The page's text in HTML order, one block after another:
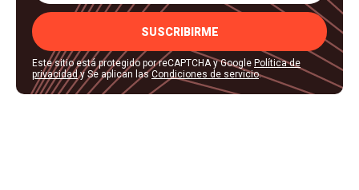
SUSCRIBIRME
Este sitio está protegido por reCAPTCHA y Google Política de
privacidady Se aplican lasCondiciones de servicio.